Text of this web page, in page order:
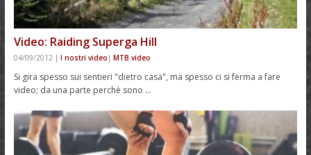
Video: Raiding Superga Hill
04/09/2012 | I nostri video | MTB video
Si gira spesso sui sentieri "dietro casa", ma spesso ci si ferma a fare
video; da una parte perchè sono …